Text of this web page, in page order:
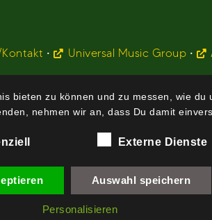
• Universal Music Group •
bieten zu können und zu messen, wie du
nehmen wir an, dass Du damit
Externe Dienste
Auswahl speichern
Personalisieren